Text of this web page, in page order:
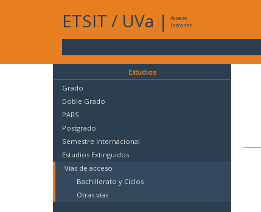
ETSIT / UVa |
Acceso
Intranet
Estudios
Grado
Doble Grado
PARS
Postgrado
Semestre Internacional
Estudios Extinguidos
Vías de acceso
Bachillerato y Ciclos
Otras vías